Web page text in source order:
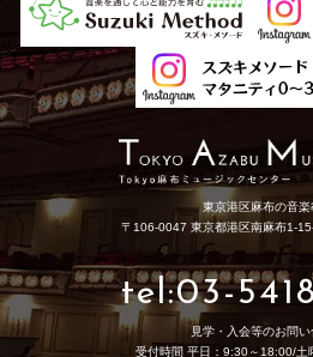
東京港区麻布の音楽
〒106-0047 東京都港区南麻布1-
tel:03-
見学・入会等のお問い
受付時間 平日：9:30～18:00/